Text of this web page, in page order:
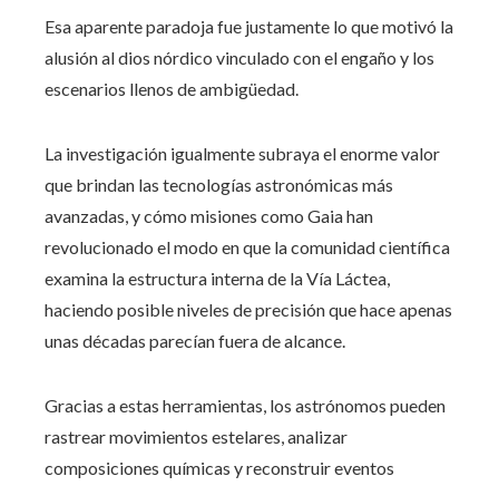
Esa aparente paradoja fue justamente lo que motivó la
alusión al dios nórdico vinculado con el engaño y los
escenarios llenos de ambigüedad.
La investigación igualmente subraya el enorme valor
que brindan las tecnologías astronómicas más
avanzadas, y cómo misiones como Gaia han
revolucionado el modo en que la comunidad científica
examina la estructura interna de la Vía Láctea,
haciendo posible niveles de precisión que hace apenas
unas décadas parecían fuera de alcance.
Gracias a estas herramientas, los astrónomos pueden
rastrear movimientos estelares, analizar
composiciones químicas y reconstruir eventos